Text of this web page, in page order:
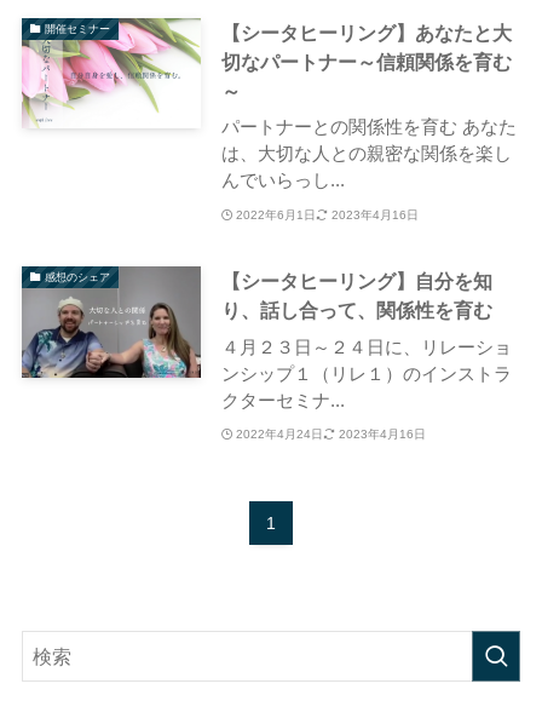
開催セミナー
【シータヒーリング】あなたと大
切なパートナー～信頼関係を育む
～
パートナーとの関係性を育む あなた
は、大切な人との親密な関係を楽し
んでいらっし...
2022年6月1日 2023年4月16日
感想のシェア
【シータヒーリング】自分を知
り、話し合って、関係性を育む
４月２３日～２４日に、リレーショ
ンシップ１（リレ１）のインストラ
クターセミナ...
2022年4月24日 2023年4月16日
1